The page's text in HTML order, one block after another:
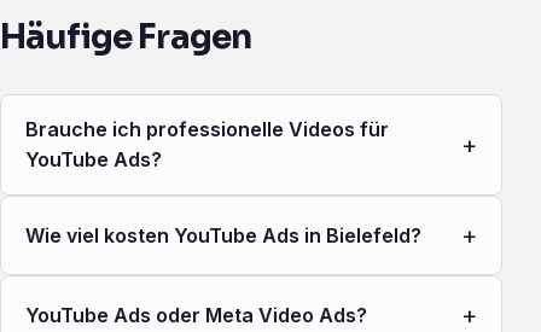
Häufige Fragen
Brauche ich professionelle Videos für
YouTube Ads?
+
Wie viel kosten YouTube Ads in Bielefeld? +
YouTube Ads oder Meta Video Ads? +